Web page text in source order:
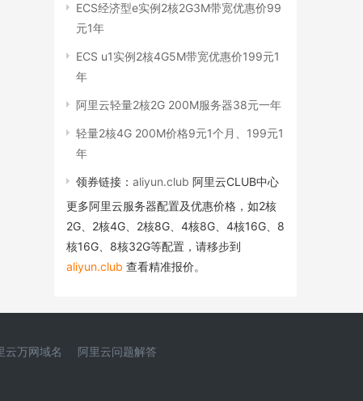
ECS经济型e实例2核2G3M带宽优惠价99
元1年
ECS u1实例2核4G5M带宽优惠价199元1
年
阿里云轻量2核2G 200M服务器38元一年
轻量2核4G 200M价格9元1个月、199元1
年
领券链接： aliyun.club 阿里云CLUB中心
更多阿里云服务器配置及优惠价格，如2核
2G、2核4G、2核8G、4核8G、4核16G、8
核16G、8核32G等配置，请移步到
aliyun.club 查看精准报价。
云万网域名 阿里云问题解答